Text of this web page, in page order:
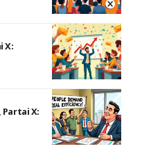
X:
X: